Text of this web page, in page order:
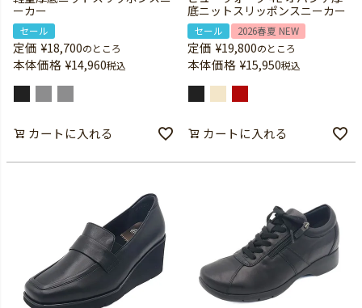
ーカー
セール
定価 ¥18,700のところ
本体価格 ¥14,960税込
カートに入れる
底ニットスリッポンスニーカー
セール 2026春夏 NEW
定価 ¥19,800のところ
本体価格 ¥15,950税込
カートに入れる